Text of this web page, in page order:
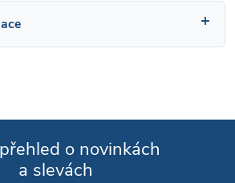
o novinkách
a slevách